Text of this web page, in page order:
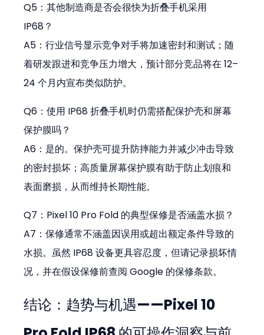
Q5：其他制造商是否会很快为折叠手机采用
IP68？
A5：行业信号显示竞争对手将加速密封和测试；随
着研发跟进和竞争压力增大，预计部分竞品将在 12–
24 个月内宣布类似防护。
Q6：使用 IP68 折叠手机时仍需搭配保护壳和屏幕
保护膜吗？
A6：是的。保护壳可提升防摔能力并减少冲击导致
的密封损坏；高质量屏幕保护膜有助于防止划痕和
表面磨损，从而维持长期性能。
Q7：Pixel 10 Pro Fold 的典型保修是否涵盖水损？
A7：保修通常不涵盖因误用或超出额定条件导致的
水损。虽然 IP68 设备更具容忍度，但请记录损坏情
况，并在假设保修前查阅 Google 的保修条款。
结论：趋势与机遇——Pixel 10